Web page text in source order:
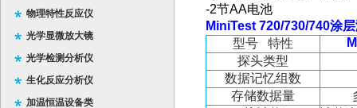
物理特性反应仪
光学显微放大镜
光学检测分析仪
生化反应分析仪
加温恒温设备类
-2节AA电池
MiniTest 720/730/740涂
型号
特性
探头类型
数据记忆组数
存储数据量